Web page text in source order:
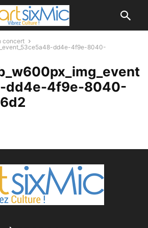
concert
dd4e-4f9e-8040-
dd4e-4f9e-8040-